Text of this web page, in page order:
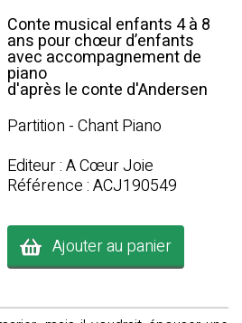
Conte musical enfants 4 à 8
ans pour chœur d’enfants
avec accompagnement de
piano
d'après le conte d'Andersen
Partition - Chant Piano
Editeur : A Cœur Joie
Référence : ACJ190549
Ajouter au panier